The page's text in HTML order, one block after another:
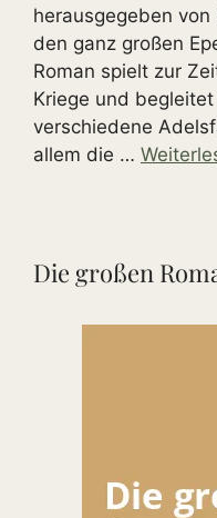
herausgegeben
den ganz großen
Roman spielt zur
Kriege und
verschiedene
allem die …
Die großen